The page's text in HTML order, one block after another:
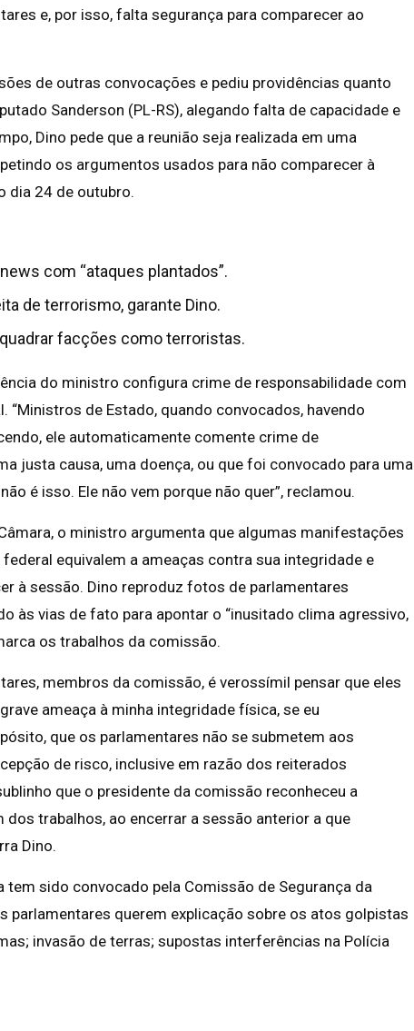
e, por isso, falta segurança para comparecer ao
de outras convocações e pediu providências quanto
Sanderson (PL-RS), alegando falta de capacidade e
Dino pede que a reunião seja realizada em uma
os argumentos usados para não comparecer à
dia 24 de outubro.
com “ataques plantados”.
de terrorismo, garante Dino.
facções como terroristas.
do ministro configura crime de responsabilidade com
“Ministros de Estado, quando convocados, havendo
ele automaticamente comente crime de
justa causa, uma doença, ou que foi convocado para uma
é isso. Ele não vem porque não quer”, reclamou.
o ministro argumenta que algumas manifestações
equivalem a ameaças contra sua integridade e
à sessão. Dino reproduz fotos de parlamentares
às vias de fato para apontar o “inusitado clima agressivo,
os trabalhos da comissão.
membros da comissão, é verossímil pensar que eles
ameaça à minha integridade física, se eu
que os parlamentares não se submetem aos
de risco, inclusive em razão dos reiterados
que o presidente da comissão reconheceu a
trabalhos, ao encerrar a sessão anterior a que
Dino.
tem sido convocado pela Comissão de Segurança da
parlamentares querem explicação sobre os atos golpistas
invasão de terras; supostas interferências na Polícia